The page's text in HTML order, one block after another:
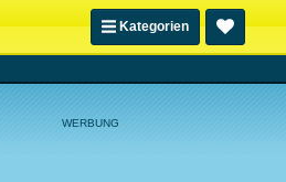
Kategorien